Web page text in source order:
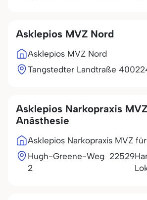
Asklepios MVZ Nord
Asklepios MVZ Nord
Tangstedter Landtraße 400
Asklepios Narkopraxis
Anästhesie
Asklepios Narkopraxis MVZ
Hugh-Greene-Weg
2
22529